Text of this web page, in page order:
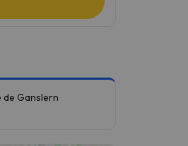
de Ganslern